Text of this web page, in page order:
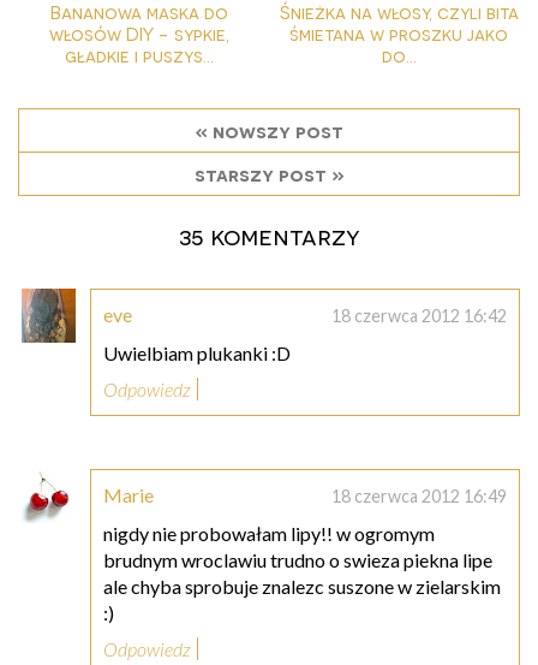
Bananowa maska do
włosów DIY - sypkie,
gładkie i puszys...
Śnieżka na włosy, czyli bita
śmietana w proszku jako
do...
« nowszy post
starszy post »
35 komentarzy
eve 18 czerwca 2012 16:42
Uwielbiam plukanki :D
Odpowiedz
Marie 18 czerwca 2012 16:49
nigdy nie probowałam lipy!! w ogromym
brudnym wroclawiu trudno o swieza piekna lipe
ale chyba sprobuje znalezc suszone w zielarskim
:)
Odpowiedz